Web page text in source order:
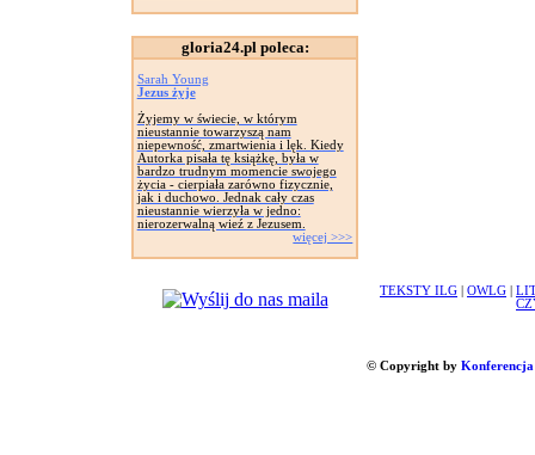
gloria24.pl poleca:
Sarah Young
Jezus żyje
Żyjemy w świecie, w którym
nieustannie towarzyszą nam
niepewność, zmartwienia i lęk. Kiedy
Autorka pisała tę książkę, była w
bardzo trudnym momencie swojego
życia - cierpiała zarówno fizycznie,
jak i duchowo. Jednak cały czas
nieustannie wierzyła w jedno:
nierozerwalną wieź z Jezusem.
więcej >>>
TEKSTY ILG OWLG
© Copyright by Konferencja